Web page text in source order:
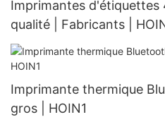
Imprimantes d'étiquettes
qualité | Fabricants |
Imprimante thermique
gros | HOIN1